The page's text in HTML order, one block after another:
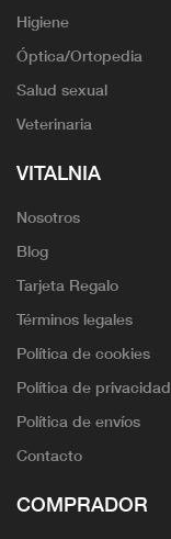
Higiene
Óptica/Ortopedia
Salud sexual
Veterinaria
VITALNIA
Nosotros
Blog
Tarjeta Regalo
Términos legales
Política de cookies
Política de privacidad
Política de envíos
Contacto
COMPRADOR